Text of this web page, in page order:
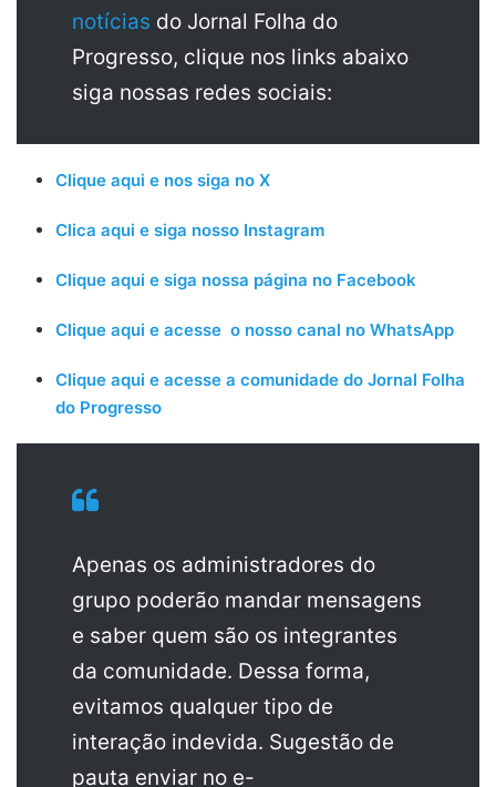
notícias do Jornal Folha do
Progresso, clique nos links abaixo
siga nossas redes sociais:
Clique aqui e nos siga no X
Clica aqui e siga nosso Instagram
Clique aqui e siga nossa página no Facebook
Clique aqui e acesse o nosso canal no WhatsApp
Clique aqui e acesse a comunidade do Jornal Folha
do Progresso
Apenas os administradores do
grupo poderão mandar mensagens
e saber quem são os integrantes
da comunidade. Dessa forma,
evitamos qualquer tipo de
interação indevida. Sugestão de
pauta enviar no e-